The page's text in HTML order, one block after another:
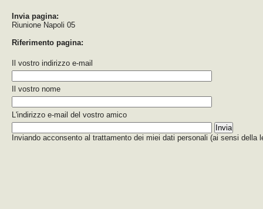
Invia pagina:
Riunione Napoli 05
Riferimento pagina:
Il vostro indirizzo e-mail
Il vostro nome
L'indirizzo e-mail del vostro amico
Inviando acconsento al trattamento dei miei dati personali (ai sensi della